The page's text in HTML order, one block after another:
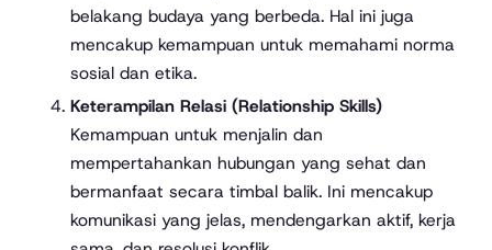
belakang budaya yang berbeda. Hal ini juga
mencakup kemampuan untuk memahami norma
sosial dan etika.
Keterampilan Relasi (Relationship Skills)
Kemampuan untuk menjalin dan
mempertahankan hubungan yang sehat dan
bermanfaat secara timbal balik. Ini mencakup
komunikasi yang jelas, mendengarkan aktif, kerja